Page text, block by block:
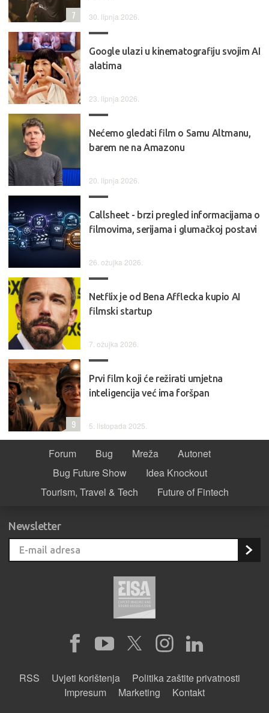
30. lipnja 2026.
7
Google ulazi u kinematografiju svojim AI
alatima
23. lipnja 2026.
Nećemo gledati film o Samu Altmanu,
barem ne na Amazonu
20. lipnja 2026.
Callsheet - brzi pregled informacijama o
filmovima, serijama i glumačkoj postavi
26. ožujka 2026.
Netflix je od Bena Afflecka kupio AI
filmski startup
7. ožujka 2026.
Prvi film koji će režirati umjetna
inteligencija već ima foršpan
5. listopada 2025.
9
Forum Bug Mreža
Autonet
Bug Future Show
Idea Knockout
Tourism, Travel & Tech
Future of Fintech
Newsletter
RSS Uvjeti korištenja
Politika zaštite privatnosti
Impresum
Marketing Kontakt